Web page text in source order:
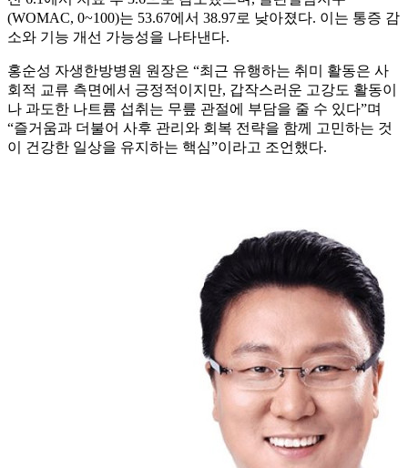
(WOMAC, 0~100)는 53.67에서 38.97로 낮아졌다. 이는 통증 감
소와 기능 개선 가능성을 나타낸다.
홍순성 자생한방병원 원장은 “최근 유행하는 취미 활동은 사
회적 교류 측면에서 긍정적이지만, 갑작스러운 고강도 활동이
나 과도한 나트륨 섭취는 무릎 관절에 부담을 줄 수 있다”며
“즐거움과 더불어 사후 관리와 회복 전략을 함께 고민하는 것
이 건강한 일상을 유지하는 핵심”이라고 조언했다.